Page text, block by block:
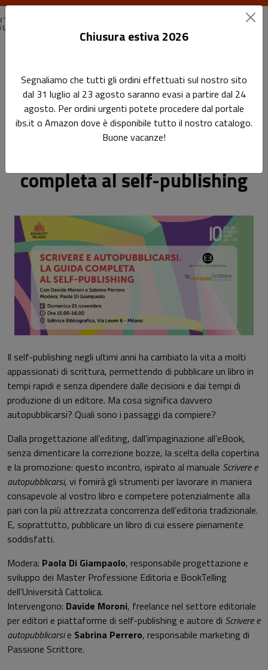
Bookcity 2021 - Scrivere e autopubblicarsi. La guida completa
al self-publishing
Bookcity 2021 - Scrivere e
completa al self-publishing
Sottotitolo non presente
Il self-publishing negli ultimi anni ha cambiato la vita a molti
appassionati di scrittura, permettendo di pubblicare un libro in
tempi rapidi e senza dipendere dalle decisioni e dai tempi di
produzione di un editore. Ma cosa significa davvero
autopubblicarsi? Quali sono i passaggi da compiere?
Dalla progettazione all’editing, dall’impaginazione all’eBook,
senza dimenticare la correzione bozze, la scelta della copertina
e la promozione: questo incontro, ispirato al manuale Scrivere e
autopubblicarsi, vi fornirà gli strumenti per lavorare in maniera
consapevole al vostro libro e competere potenzialmente alla
pari con la più attrezzata concorrenza dell’editoria tradizionale.
E, soprattutto, pubblicare un libro di cui essere pienamente
soddisfatti.
Modera: Paola Di Giampaolo, responsabile progettazione e
sviluppo dei Master Professione Editoria e BookTelling
dell’Università Cattolica.
Intervengono: Davide Moroni, freelance nel settore editoriale
per editori e piattaforme di self-publishing e autore di Scrivere e
autopubblicarsie Sabrina Perrero, responsabile marketing di
Passione Scrittore.
Chiusura estiva 2026
Segnaliamo che tutti gli ordini effettuati sul nostro sito
dal 31 luglio al 23 agosto saranno evasi a partire dal 24
agosto. Per ordini urgenti potete procedere dal portale
ibs.it o Amazon dove è disponibile tutto il nostro catalogo.
Buone vacanze!